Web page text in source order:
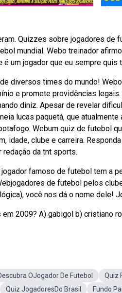
Quizzes sobre jogadores
mundial. Webo treinador
um jogador que eu sempre quis
diversos times do mundo!
e promete providências
diniz. Apesar de revelar
lucas paquetá, que
Webum quiz de futebol
idade, clube e carreira.
da tnt sports.
famoso de futebol tem a
de futebol pelos
você nos dá o nome dele!
2009? A) gabigol b) cristiano
OJogador De Futebol Quiz
Quiz JogadoresDo Brasil Fundo